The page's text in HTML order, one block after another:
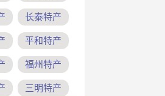
长泰特产
平和特产
福州特产
三明特产